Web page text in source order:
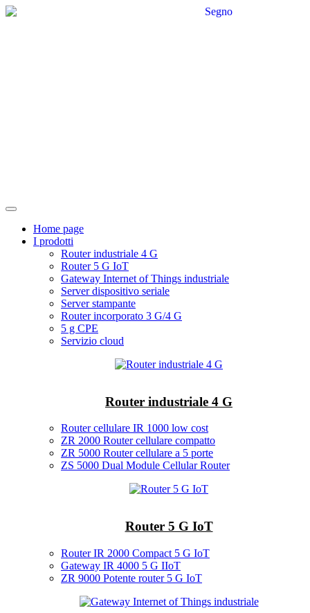
Home page
I prodotti
Router industriale 4 G
Router 5 G IoT
Gateway Internet of Things industriale
Server dispositivo seriale
Server stampante
Router incorporato 3 G/4 G
5 g CPE
Servizio cloud
Router industriale 4 G
Router cellulare IR 1000 low cost
ZR 2000 Router cellulare compatto
ZR 5000 Router cellulare a 5 porte
ZS 5000 Dual Module Cellular Router
Router 5 G IoT
Router IR 2000 Compact 5 G IoT
Gateway IR 4000 5 G IIoT
ZR 9000 Potente router 5 G IoT